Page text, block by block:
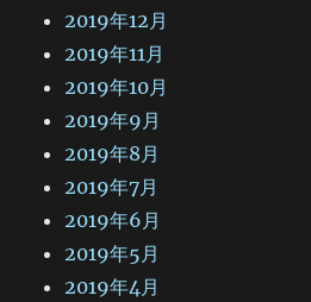
2019年12月
2019年11月
2019年10月
2019年9月
2019年8月
2019年7月
2019年6月
2019年5月
2019年4月